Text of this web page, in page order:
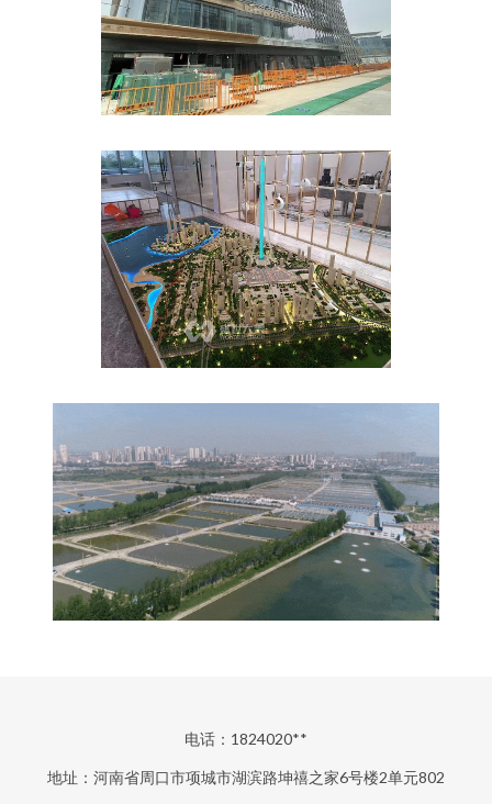
电话：1824020**
地址：河南省周口市项城市湖滨路坤禧之家6号楼2单元802